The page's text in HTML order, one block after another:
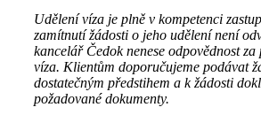
Udělení víza je plně v kompetenci
zamítnutí žádosti o jeho udělení není
kancelář Čedok nenese odpovědnost
víza. Klientům doporučujeme podávat
dostatečným předstihem a k žádosti
požadované dokumenty.